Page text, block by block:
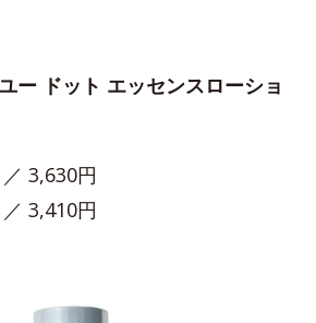
ドット エッセンスローショ
／ 3,630円
3,410円